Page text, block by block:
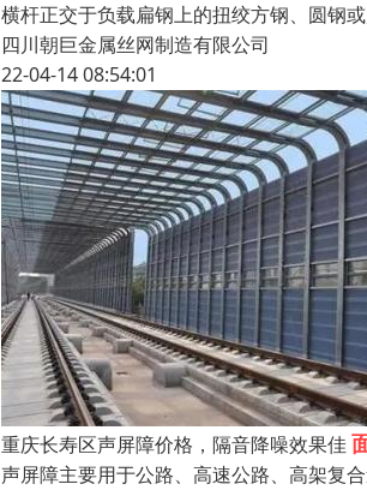
横杆正交于负载扁钢上的扭绞方钢、圆钢
四川朝巨金属丝网制造有限公司
22-04-14 08:54:01
重庆长寿区声屏障价格，隔音降噪效果佳
声屏障主要用于公路、高速公路、高架复